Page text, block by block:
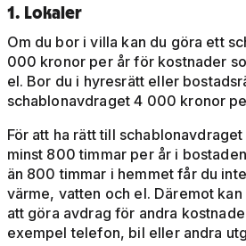
1. Lokaler
Om du bor i villa kan du göra ett
000 kronor per år för kostnader
el. Bor du i hyresrätt eller
schablonavdraget 4 000 kronor
För att ha rätt till
minst 800 timmar per år i
än 800 timmar i hemmet får du
värme, vatten och el. Däremot
att göra avdrag för andra
exempel telefon, bil eller andra